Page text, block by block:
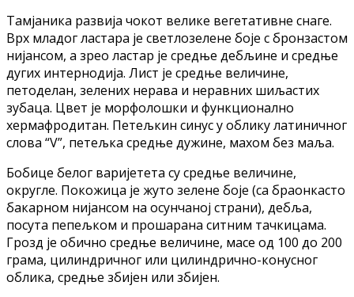
Тамјаника развија чокот велике вегетативне снаге.
Врх младог ластара је светлозелене боје с бронзастом
нијансом, а зрео ластар је средње дебљине и средње
дугих интернодија. Лист је средње величине,
петоделан, зелених нерава и неравних шиљастих
зубаца. Цвет је морфолошки и функционално
хермафродитан. Петељкин синус у облику латиничног
слова “V”, петељка средње дужине, махом без маља.
Бобице белог варијетета су средње величине,
округле. Покожица је жуто зелене боје (са браонкасто
бакарном нијансом на осунчаној страни), дебља,
посута пепељком и прошарана ситним тачкицама.
Грозд је обично средње величине, масе од 100 до 200
грама, цилиндричног или цилиндрично-конусног
облика, средње збијен или збијен.